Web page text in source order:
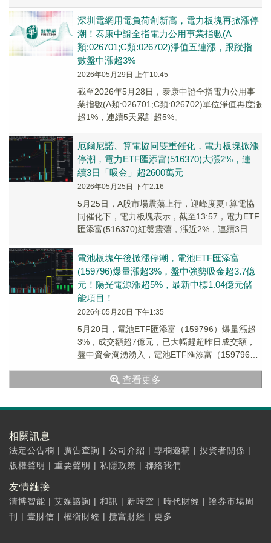
深圳電網用電負荷創新高，電力板塊再掀漲停
潮！泰康中證全指電力公用事業指數(A
類:026701;C類:026702)淨值五連漲，跟蹤指
數盤中漲超3%
2026年05月29日 上午10:45
截至2026年5月28日，泰康中證全指電力公用事
業指數(A類:026701;C類:026702)單位淨值再度漲
超1%，連續5天累計超5%。
厄爾尼諾、算電協同雙重催化，電力板塊掀漲
停潮，電力ETF匯添富(516370)大漲2%，連
續3日「吸金」超2600萬元
2026年05月25日 下午2:16
5月25日，A股市場震蕩上行，迎峰度夏+算電協
同催化下，電力板塊表示，截至13:57，電力ETF
匯添富(516370)紅盤震蕩，漲近2%，連續3日
電池板塊午後掀漲停潮，電池ETF匯添富
(159796)爆量漲超3%，盤中強勢吸金超3.7億
元！陽光電源漲超5%，最新中標1.04億元儲
能項目！
2026年05月20日 下午1:35
5月20日，電池ETF匯添富（159796）爆量漲超
3%，成交額超7億元，已大幅趕超昨日成交額，
盤中資金洶湧湧入，電池ETF匯添富（159796）
查看更多
相關訊息
法定公告欄 | 廣告查詢 | 公司介紹 | 專欄邀稿 | 投資者關係 |
版權聲明 | 重要聲明 | 私隱政策 | 聯絡我們
友情鏈接
清博智能 | 艾媒諮詢 | 和訊 | 新時空 | 時代財經 | 證券市場周
刊
| 壹財信 | 權衡財經 | 攬富財經 | 更多...